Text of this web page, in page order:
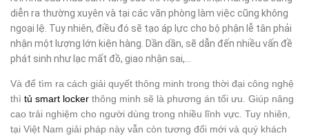
diễn ra thường xuyên và tại các văn phòng làm việc cũng không
ngoại lệ. Tuy nhiên, điều đó sẽ tạo áp lực cho bộ phận lễ tân phải
nhận một lượng lớn kiện hàng. Dần dần, sẽ dẫn đến nhiều vấn đề
phát sinh như lạc mất đồ, giao nhận sai,…
Và để tìm ra cách giải quyết thông minh trong thời đại công nghệ
thì tủ smart locker thông minh sẽ là phương án tối ưu. Giúp nâng
cao trải nghiệm cho người dùng trong nhiều lĩnh vực. Tuy nhiên,
tại Việt Nam giải pháp này vẫn còn tương đối mới và quý khách